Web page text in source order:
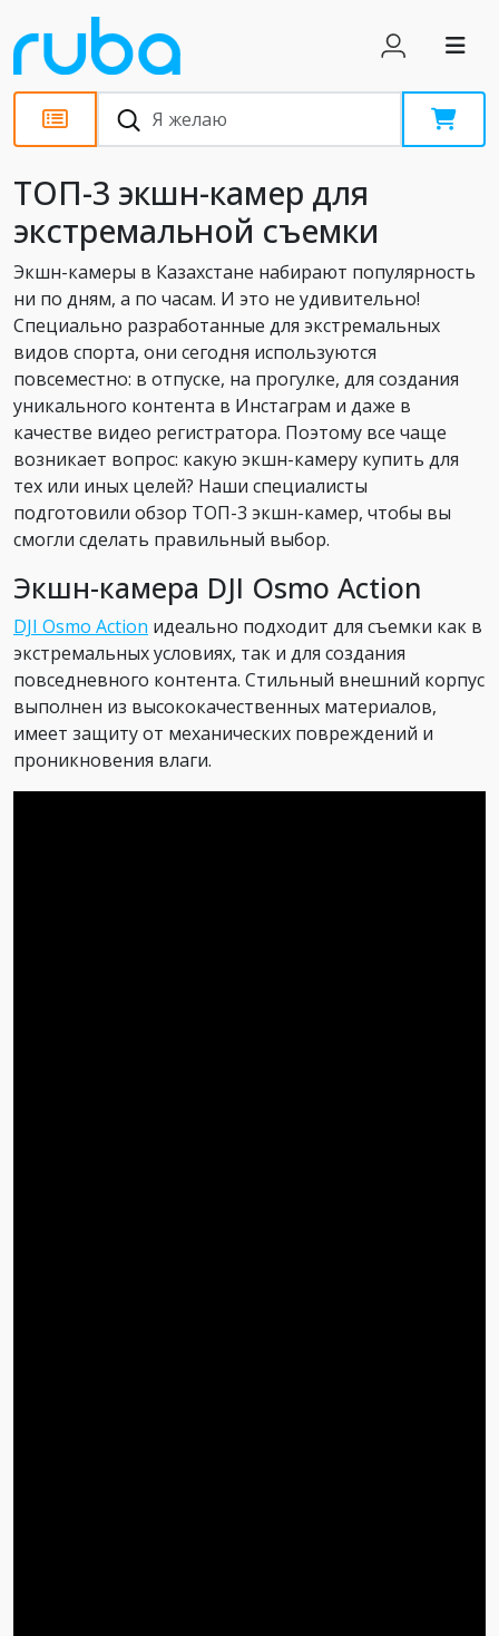
Обзоры
ТОП-3 экшн-камер для
экстремальной съемки
Экшн-камеры в Казахстане набирают популярность
ни по дням, а по часам. И это не удивительно!
Специально разработанные для экстремальных
видов спорта, они сегодня используются
повсеместно: в отпуске, на прогулке, для создания
уникального контента в Инстаграм и даже в
качестве видео регистратора. Поэтому все чаще
возникает вопрос: какую экшн-камеру купить для
тех или иных целей? Наши специалисты
подготовили обзор ТОП-3 экшн-камер, чтобы вы
смогли сделать правильный выбор.
Экшн-камера DJI Osmo Action
DJI Osmo Action идеально подходит для съемки как в
экстремальных условиях, так и для создания
повседневного контента. Стильный внешний корпус
выполнен из высококачественных материалов,
имеет защиту от механических повреждений и
проникновения влаги.